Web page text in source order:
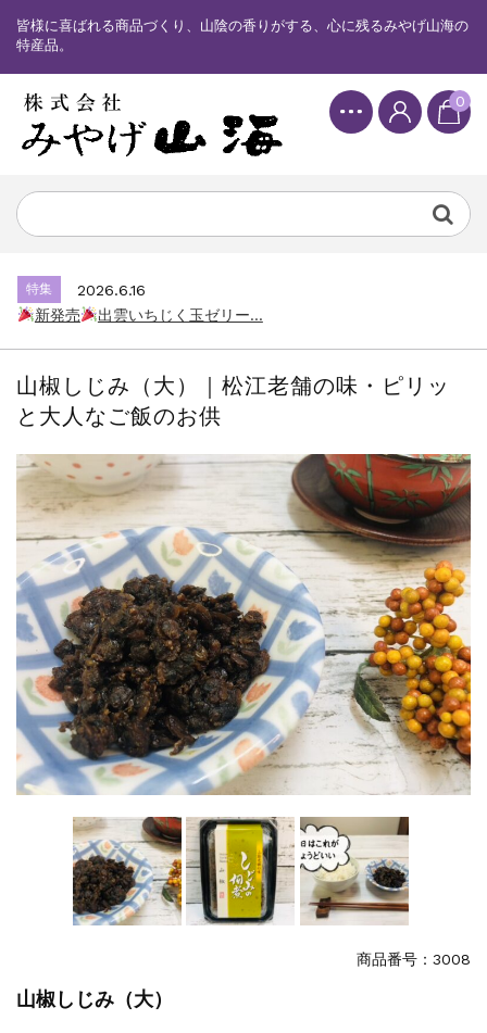
皆様に喜ばれる商品づくり、山陰の香りがする、心に残るみやげ山海の
特産品。
0
カード情報が適切ではありません。「カード...
特集
2026.7.17
特集
2026.6.16
新発売
出雲いちじく玉ゼリー...
特集
2026.7.17
新発売
しまねっこドキワクプリントクッ...
新発売
出雲いちじく玉ゼリー...
2025.6.16
カード情報が適切ではありません。「カード...
山椒しじみ（大）｜松江老舗の味・ピリッ
と大人なご飯のお供
商品番号：3008
山椒しじみ（大）